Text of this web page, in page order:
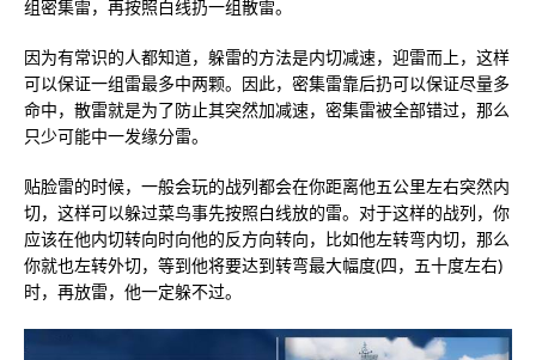
组密集雷，再按照白线扔一组散雷。
因为有常识的人都知道，躲雷的方法是内切减速，迎雷而上，这样
可以保证一组雷最多中两颗。因此，密集雷靠后扔可以保证尽量多
命中，散雷就是为了防止其突然加减速，密集雷被全部错过，那么
只少可能中一发缘分雷。
贴脸雷的时候，一般会玩的战列都会在你距离他五公里左右突然内
切，这样可以躲过菜鸟事先按照白线放的雷。对于这样的战列，你
应该在他内切转向时向他的反方向转向，比如他左转弯内切，那么
你就也左转外切，等到他将要达到转弯最大幅度(四，五十度左右)
时，再放雷，他一定躲不过。